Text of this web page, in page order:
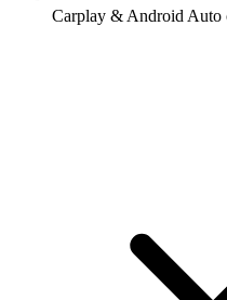
Carplay & Android Auto